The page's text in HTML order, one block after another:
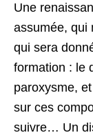
Une
assumée, qui
qui sera
formation : le
paroxysme,
sur ces
suivre… Un